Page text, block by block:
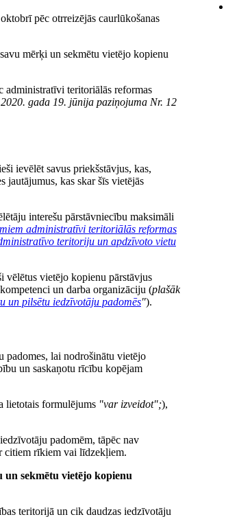
pēc otrreizējās caurlūkošanas
mērķi un sekmētu vietējo kopienu
administratīvi teritoriālās reformas
2020. gada 19. jūnija paziņojuma Nr. 12
ievēlēt savus priekšstāvjus, kas,
jautājumus, kas skar šīs vietējās
interešu pārstāvniecību maksimāli
administratīvi teritoriālās reformas
teritoriju un apdzīvoto vietu
vēlētus vietējo kopienu pārstāvjus
un darba organizāciju (plašāk
un pilsētu iedzīvotāju padomēs").
padomes, lai nodrošinātu vietējo
un saskaņotu rīcību kopējam
lietotais formulējums "var izveidot";),
padomēm, tāpēc nav
citiem rīkiem vai līdzekļiem.
sekmētu vietējo kopienu
teritorijā un cik daudzas iedzīvotāju